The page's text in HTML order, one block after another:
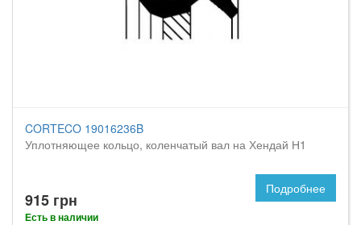
CORTECO 19016236B
Уплотняющее кольцо, коленчатый вал на Хендай Н1
915 грн
Есть в наличии
Подробнее